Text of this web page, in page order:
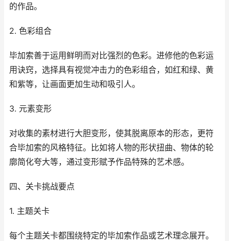
的作品。
2. 色彩组合
毕加索善于运用鲜明而对比强烈的色彩。进修他的色彩运
用诀窍，选择具有视觉冲击力的色彩组合，如红和绿、黄
和紫等，让画面更加生动和吸引人。
3. 元素变形
对收集的素材进行大胆变形，使其脱离原本的形态，更符
合毕加索的风格特征。比如将人物的形状扭曲、物体的轮
廓简化夸大等，通过变形赋予作品特殊的艺术感。
四、关卡挑战要点
1. 主题关卡
每个主题关卡都围绕特定的毕加索作品或艺术理念展开。